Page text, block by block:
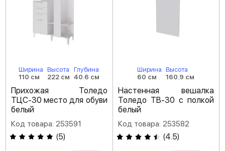
Ширина
110 см
Высота
222 см
Глубина
40.6 см
Прихожая Толедо
ТЦС-30 место для обуви
белый
Код товара: 253591
(5)
Ширина
60 см
Высота
160.9 см
Настенная вешалка
Толедо ТВ-30 с полкой
белый
Код товара: 253582
(4.5)